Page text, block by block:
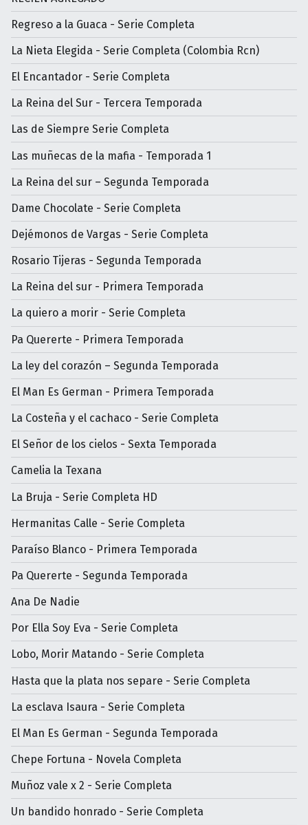
Regreso a la Guaca - Serie Completa
La Nieta Elegida - Serie Completa (Colombia Rcn)
El Encantador - Serie Completa
La Reina del Sur - Tercera Temporada
Las de Siempre Serie Completa
Las muñecas de la mafia - Temporada 1
La Reina del sur – Segunda Temporada
Dame Chocolate - Serie Completa
Dejémonos de Vargas - Serie Completa
Rosario Tijeras - Segunda Temporada
La Reina del sur - Primera Temporada
La quiero a morir - Serie Completa
Pa Quererte - Primera Temporada
La ley del corazón – Segunda Temporada
El Man Es German - Primera Temporada
La Costeña y el cachaco - Serie Completa
El Señor de los cielos - Sexta Temporada
Camelia la Texana
La Bruja - Serie Completa HD
Hermanitas Calle - Serie Completa
Paraíso Blanco - Primera Temporada
Pa Quererte - Segunda Temporada
Ana De Nadie
Por Ella Soy Eva - Serie Completa
Lobo, Morir Matando - Serie Completa
Hasta que la plata nos separe - Serie Completa
La esclava Isaura - Serie Completa
El Man Es German - Segunda Temporada
Chepe Fortuna - Novela Completa
Muñoz vale x 2 - Serie Completa
Un bandido honrado - Serie Completa